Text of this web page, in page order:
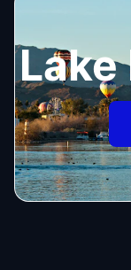
Lake